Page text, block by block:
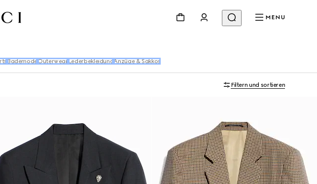
MENU
Bademode Outerwear Lederbekleidung Anzüge & Sakkos
Filtern und sortieren